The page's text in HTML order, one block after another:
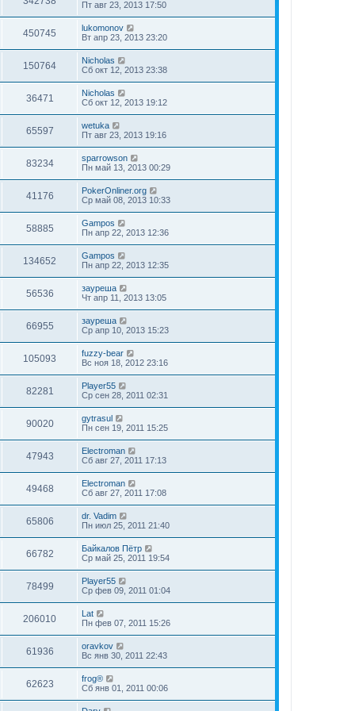
Пт авг 23, 2013 17:50
450745
lukomonov
Вт апр 23, 2013 23:20
150764
Nicholas
Сб окт 12, 2013 23:38
36471
Nicholas
Сб окт 12, 2013 19:12
65597
wetuka
Пт авг 23, 2013 19:16
83234
sparrowson
Пн май 13, 2013 00:29
41176
PokerOnliner.org
Ср май 08, 2013 10:33
58885
Gampos
Пн апр 22, 2013 12:36
134652
Gampos
Пн апр 22, 2013 12:35
56536
зауреша
Чт апр 11, 2013 13:05
66955
зауреша
Ср апр 10, 2013 15:23
105093
fuzzy-bear
Вс ноя 18, 2012 23:16
82281
Player55
Ср сен 28, 2011 02:31
90020
gytrasul
Пн сен 19, 2011 15:25
47943
Electroman
Сб авг 27, 2011 17:13
49468
Electroman
Сб авг 27, 2011 17:08
65806
dr. Vadim
Пн июл 25, 2011 21:40
66782
Байкалов Пётр
Ср май 25, 2011 19:54
78499
Player55
Ср фев 09, 2011 01:04
206010
Lat
Пн фев 07, 2011 15:26
61936
oravkov
Вс янв 30, 2011 22:43
62623
frog®
Сб янв 01, 2011 00:06